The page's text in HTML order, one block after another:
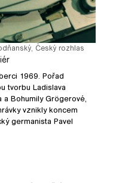
, Český rozhlas
1969. Pořad
tvorbu Ladislava
a Bohumily Grögerové,
vznikly koncem
germanista Pavel